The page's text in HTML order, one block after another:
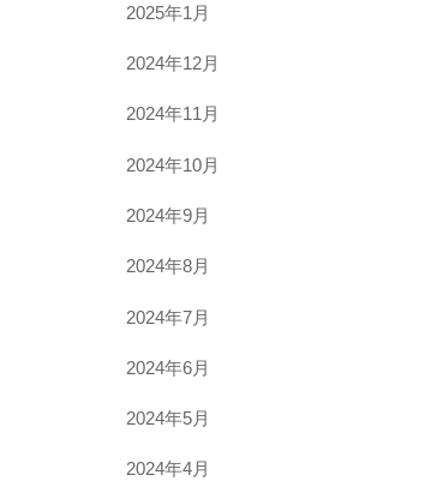
2025年1月
2024年12月
2024年11月
2024年10月
2024年9月
2024年8月
2024年7月
2024年6月
2024年5月
2024年4月